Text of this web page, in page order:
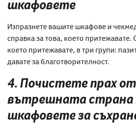
шкафовете
Изпразнете вашите шкафове и
справка за това, което притежавате.
което притежавате, в три групи:
давате за благотворителност.
4. Почистете прах от
вътрешната страна
шкафовете за